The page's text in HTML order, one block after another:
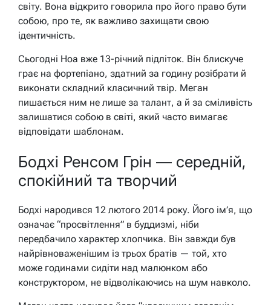
світу. Вона відкрито говорила про його право бути
собою, про те, як важливо захищати свою
ідентичність.
Сьогодні Ноа вже 13-річний підліток. Він блискуче
грає на фортепіано, здатний за годину розібрати й
виконати складний класичний твір. Меган
пишається ним не лише за талант, а й за сміливість
залишатися собою в світі, який часто вимагає
відповідати шаблонам.
Бодхі Ренсом Грін — середній,
спокійний та творчий
Бодхі народився 12 лютого 2014 року. Його ім’я, що
означає “просвітлення” в буддизмі, ніби
передбачило характер хлопчика. Він завжди був
найрівноваженішим із трьох братів — той, хто
може годинами сидіти над малюнком або
конструктором, не відволікаючись на шум навколо.